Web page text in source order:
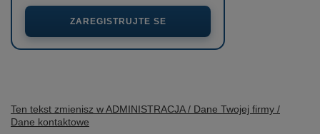
ZAREGISTRUJTE SE
Ten tekst zmienisz w ADMINISTRACJA / Dane Twojej firmy /
Dane kontaktowe